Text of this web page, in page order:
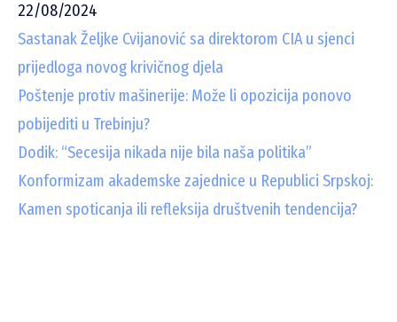
22/08/2024
Sastanak Željke Cvijanović sa direktorom CIA u sjenci
prijedloga novog krivičnog djela
Poštenje protiv mašinerije: Može li opozicija ponovo
pobijediti u Trebinju?
Dodik: “Secesija nikada nije bila naša politika”
Konformizam akademske zajednice u Republici Srpskoj:
Kamen spoticanja ili refleksija društvenih tendencija?